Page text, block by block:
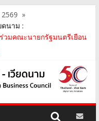
»
ดนาม :
วมคณะนายกรัฐมนตรีเยือน
ามร่วมมื..
ข้าร่วมประชุมหารือคณะรัฐ
on ..
ประชุมหารือร่วมกับคณะผู้
ระชาชน กรุงฮ..
ข้าร่วมงานวันคล้ายวัน
ทศไทย) จ..